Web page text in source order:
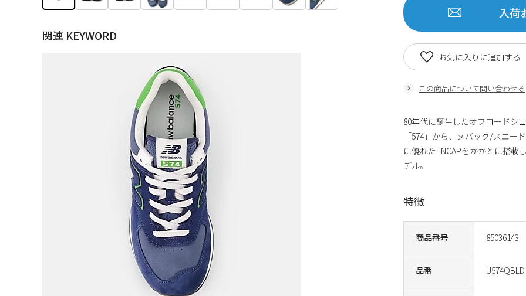
関連 KEYWORD
商品番号 85036143
品番 U574QBLD
入荷
この商品について問い合わせる
お気に入りに追加する
80年代に誕生したオフロードシ
「574」から、ヌバック/スエー
に優れたENCAPをかかとに搭
デル。
特徴